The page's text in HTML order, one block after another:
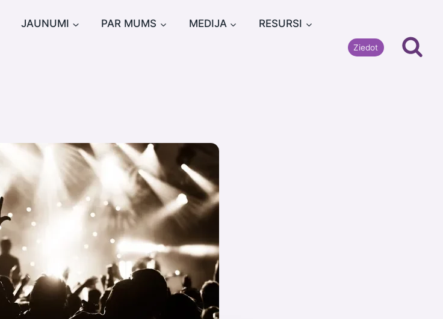
JAUNUMI PAR MUMS MEDIJA RESURSI
Ziedot